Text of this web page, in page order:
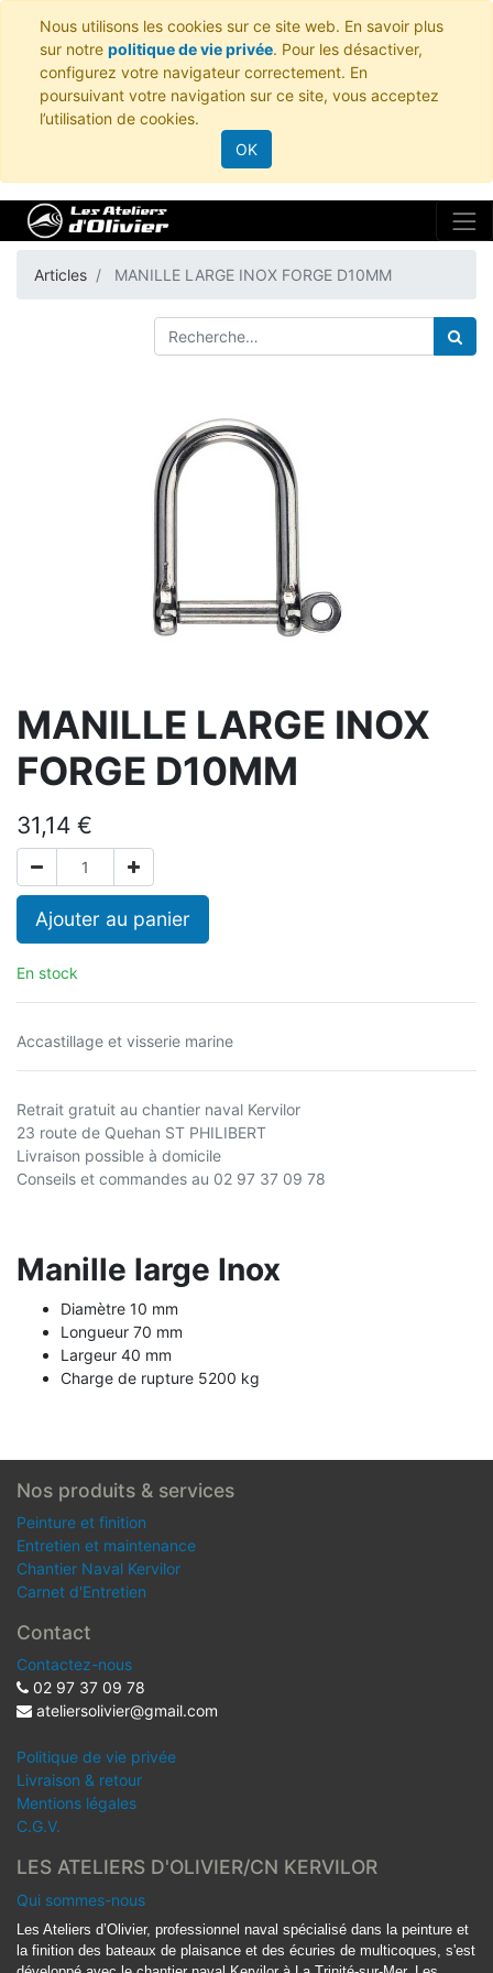
Nous utilisons les cookies sur ce site web. En savoir plus
sur notre politique de vie privée. Pour les désactiver,
configurez votre navigateur correctement. En
poursuivant votre navigation sur ce site, vous acceptez
l’utilisation de cookies.
OK
Articles MANILLE LARGE INOX FORGE D10MM
MANILLE LARGE INOX
FORGE D10MM
31,14 €
Ajouter au panier
En stock
Accastillage et visserie marine
Retrait gratuit au chantier naval Kervilor
23 route de Quehan ST PHILIBERT
Livraison possible à domicile
Conseils et commandes au 02 97 37 09 78
Manille large Inox
Diamètre 10 mm
Longueur 70 mm
Largeur 40 mm
Charge de rupture 5200 kg
Nos produits & services
Peinture et finition
Entretien et maintenance
Chantier Naval Kervilor
Carnet d'Entretien
Contact
Contactez-nous
02 97 37 09 78
ateliersolivier@gmail.com
Politique de vie privée
Livraison & retour
Mentions légales
C.G.V.
LES ATELIERS D'OLIVIER/CN KERVILOR
Qui sommes-nous
Les Ateliers d’Olivier, professionnel naval spécialisé dans la peinture et
la finition des bateaux de plaisance et des écuries de multicoques, s'est